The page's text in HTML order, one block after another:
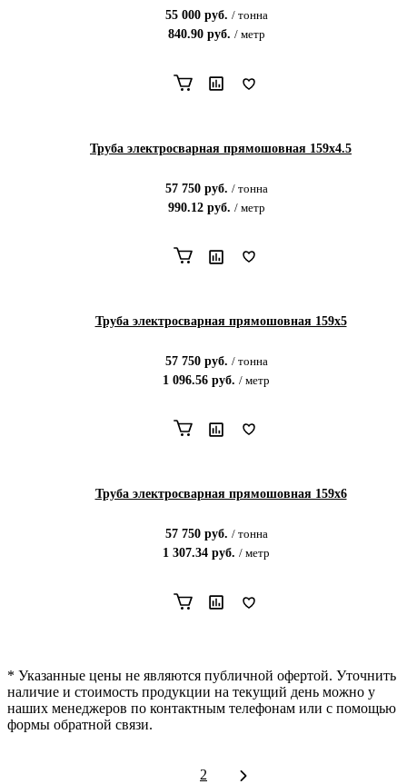
55 000руб. / тонна
840.90руб. / метр
Труба электросварная прямошовная 159х4.5
57 750руб. / тонна
990.12руб. / метр
Труба электросварная прямошовная 159х5
57 750руб. / тонна
1 096.56 руб. / метр
Труба электросварная прямошовная 159х6
57 750руб. / тонна
1 307.34 руб. / метр
* Указанные цены не являются публичной офертой. Уточнить
наличие и стоимость продукции на текущий день можно у
наших менеджеров по контактным телефонам или с помощью
формы обратной связи.
2